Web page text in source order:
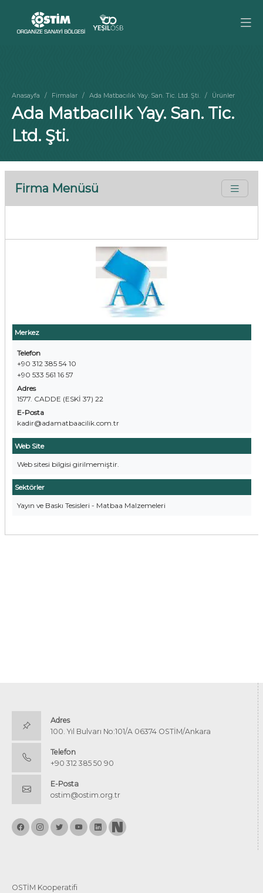
Anasayfa Firmalar Ada Matbacılık Yay. San. Tic. Ltd. Şti. Ürünler
Ada Matbacılık Yay. San. Tic.
Ltd. Şti.
Firma Menüsü
Merkez
Telefon
+90 312 385 54 10
+90 533 561 16 57
Adres
1577. CADDE (ESKİ 37) 22
E-Posta
kadir@adamatbaacilik.com.tr
Web Site
Web sitesi bilgisi girilmemiştir.
Sektörler
Yayın ve Baskı Tesisleri - Matbaa Malzemeleri
Adres
100. Yıl Bulvarı No:101/A 06374 OSTİM/Ankara
Telefon
+90 312 385 50 90
E-Posta
ostim@ostim.org.tr
OSTİM Kooperatifi